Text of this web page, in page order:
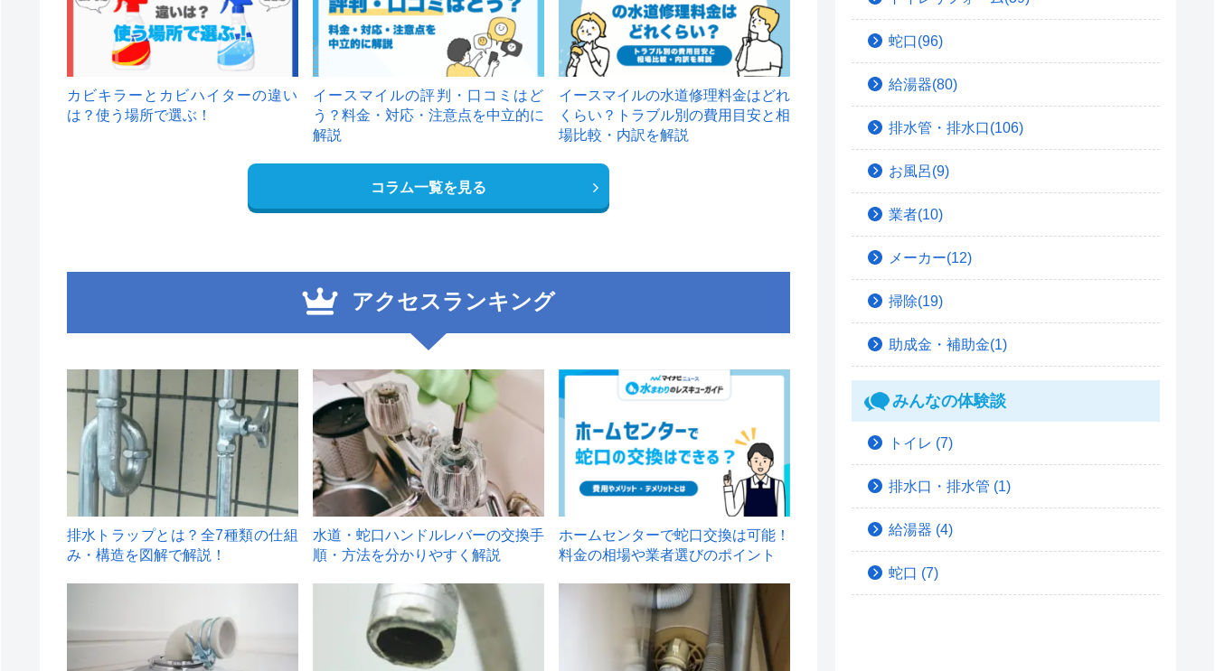
カビキラーとカビハイターの違い
は？使う場所で選ぶ！
イースマイルの評判・口コミはど
う？料金・対応・注意点を中立的に
解説
イースマイルの水道修理料金はどれ
くらい？トラブル別の費用目安と相
場比較・内訳を解説
コラム一覧を見る
アクセスランキング
1
排水トラップとは？全7種類の仕組
み・構造を図解で解説！
2
水道・蛇口ハンドルレバーの交換手
順・方法を分かりやすく解説
ホームセンターで蛇口交換は可能！
料金の相場や業者選びのポイント
蛇口(96)
給湯器(80)
排水管・排水口(106)
お風呂(9)
業者(10)
メーカー(12)
掃除(19)
助成金・補助金(1)
みんなの体験談
トイレ (7)
排水口・排水管 (1)
給湯器 (4)
蛇口 (7)